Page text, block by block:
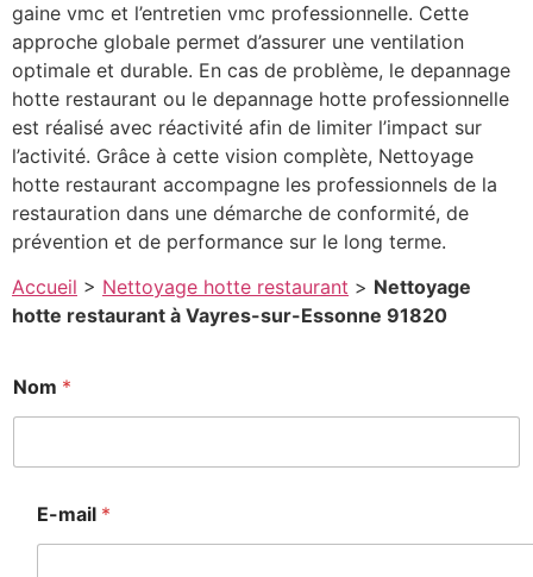
gaine vmc et l’entretien vmc professionnelle. Cette
approche globale permet d’assurer une ventilation
optimale et durable. En cas de problème, le depannage
hotte restaurant ou le depannage hotte professionnelle
est réalisé avec réactivité afin de limiter l’impact sur
l’activité. Grâce à cette vision complète, Nettoyage
hotte restaurant accompagne les professionnels de la
restauration dans une démarche de conformité, de
prévention et de performance sur le long terme.
Accueil > Nettoyage hotte restaurant > Nettoyage
hotte restaurant à Vayres-sur-Essonne 91820
Nom *
E-mail *